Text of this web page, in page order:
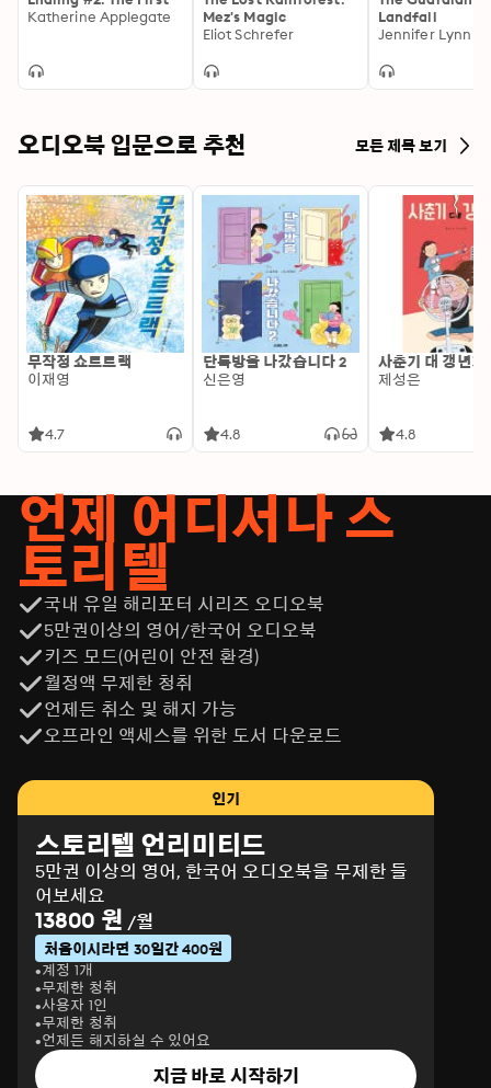
Katherine Applegate
Mez's Magic
Eliot Schrefer
Landfall
Jennifer Lynn
오디오북 입문으로 추천 모든 제목 보기
무작정 쇼트트랙
이재영
4.7
단톡방을 나갔습니다 2
신은영
4.8
사춘기 대 갱년기
제성은
4.8
언제 어디서나 스
토리텔
국내 유일 해리포터 시리즈 오디오북
5만권이상의 영어/한국어 오디오북
키즈 모드(어린이 안전 환경)
월정액 무제한 청취
언제든 취소 및 해지 가능
오프라인 액세스를 위한 도서 다운로드
인기
스토리텔 언리미티드
5만권 이상의 영어, 한국어 오디오북을 무제한 들
어보세요
13800 원 /월
처음이시라면 30일간 400원
계정 1개
무제한 청취
사용자 1인
무제한 청취
언제든 해지하실 수 있어요
지금 바로 시작하기